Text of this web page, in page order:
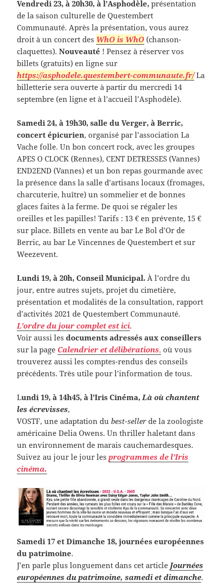
Vendredi 23, à 20h30, à l’Asphodèle,présentation
de la saison culturelle de Questembert
Communauté. Après la présentation, vous aurez
droit à un concert des WhO is WhO (chanson-
claquettes).Nouveauté ! Pensez à réserver vos
billets (gratuits) en ligne sur
https://asphodele.questembert-communaute.fr/La
billetterie sera ouverte à partir du mercredi 14
septembre (en ligne et à l’accueil l’Asphodèle).
Samedi 24, à 19h30, salle du Verger, à Berric,
concert épicurien, organisé par l’association La
Vache folle. Un bon concert rock, avec les groupes
APES O CLOCK (Rennes), CENT DETRESSES (Vannes)
END2END (Vannes) et un bon repas gourmande avec
la présence dans la salle d’artisans locaux (fromages,
charcuterie, huître) un sommelier et de bonnes
glaces faites à la ferme. De quoi se régaler les
oreilles et les papilles! Tarifs : 13 € en prévente, 15 €
sur place. Billets en vente au bar Le Bol d’Or de
Berric, au bar Le Vincennes de Questembert et sur
Weezevent.
Lundi 19, à 20h, Conseil Municipal. À l’ordre du
jour, entre autres sujets, projet du cimetière,
présentation et modalités de la consultation, rapport
d’activités 2021 de Questembert Communauté.
L’ordre du jour complet est ici.
Voir aussi lesdocuments adressés aux conseillers
sur la page Calendrier et délibérations, où vous
trouverez aussi les comptes-rendus des conseils
précédents. Très utile pour l’information de tous.
Lundi 19, à 14h45, à l’Iris Cinéma,Là où chantent
les écrevisses,
VOSTF, une adaptation dubest-seller de la zoologiste
américaine Delia Owens. Un thriller haletant dans
un environnement de marais cauchemardesques.
Suivez au jour le jour lesprogrammes de l’Iris
cinéma.
Samedi 17 et Dimanche 18, journées européennes
du patrimoine.
J’en parle plus longuement dans cet article Journées
européennes du patrimoine, samedi et dimanche.